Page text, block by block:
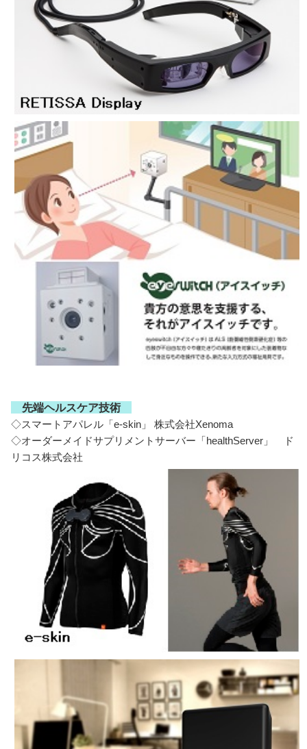
先端ヘルスケア技術
◇スマートアパレル「e-skin」 株式会社Xenoma
◇オーダーメイドサプリメントサーバー「healthServer」 ド
リコス株式会社